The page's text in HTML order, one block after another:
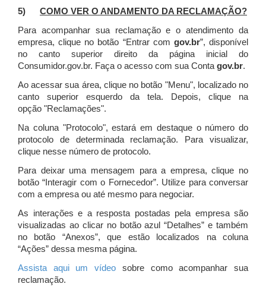
5) COMO VER O ANDAMENTO DA RECLAMAÇÃO?
Para acompanhar sua reclamação e o atendimento da
empresa, clique no botão “Entrar com gov.br”, disponível
no canto superior direito da página inicial do
Consumidor.gov.br. Faça o acesso com sua Contagov.br.
Ao acessar sua área, clique no botão "Menu", localizado no
canto superior esquerdo da tela. Depois, clique na
opção "Reclamações".
Na coluna "Protocolo", estará em destaque o número do
protocolo de determinada reclamação. Para visualizar,
clique nesse número de protocolo.
Para deixar uma mensagem para a empresa, clique no
botão “Interagir com o Fornecedor”. Utilize para conversar
com a empresa ou até mesmo para negociar.
As interações e a resposta postadas pela empresa são
visualizadas ao clicar no botão azul “Detalhes” e também
no botão “Anexos”, que estão localizados na coluna
“Ações” dessa mesma página.
Assista aqui um vídeo sobre como acompanhar sua
reclamação.